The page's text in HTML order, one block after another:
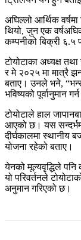
अघिल्लो आर्थिक
थियो, जुन एक
कम्पनीको बिक्री ६.५
टोयोटाका अध्यक्ष
र मे २०२५ मा मात्रै
बताए। उनले भने,
भविष्यको पूर्वानुमान
टोयोटाले हाल
आएको छ। यस
दीर्घकालमा स्थानीय
योजना रहेको बताए।
येनको मूल्यवृद्धिले पनि
यो परिवर्तनले
अनुमान गरिएको छ।